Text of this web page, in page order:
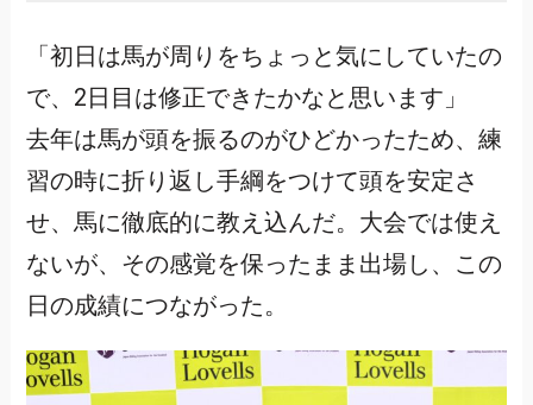
「初日は馬が周りをちょっと気にしていたの
で、2日目は修正できたかなと思います」
去年は馬が頭を振るのがひどかったため、練
習の時に折り返し手綱をつけて頭を安定さ
せ、馬に徹底的に教え込んだ。大会では使え
ないが、その感覚を保ったまま出場し、この
日の成績につながった。